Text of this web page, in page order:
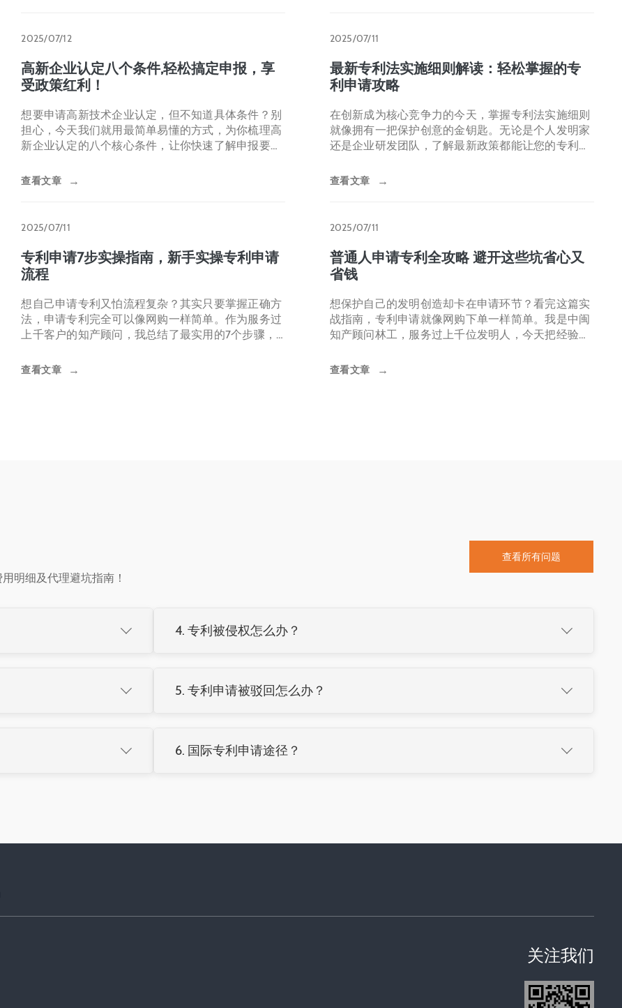
2025/07/12
高新企业认定八个条件,轻松搞定申报，享
受政策红利！
想要申请高新技术企业认定，但不知道具体条件？别
担心，今天我们就用最简单易懂的方式，为你梳理高
新企业认定的八个核心条件，让你快速了解申报要
查看文章 →
2025/07/11
最新专利法实施细则解读：轻松掌握的专
利申请攻略
在创新成为核心竞争力的今天，掌握专利法实施细则
就像拥有一把保护创意的金钥匙。无论是个人发明家
还是企业研发团队，了解最新政策都能让您的专利申
查看文章 →
2025/07/11
专利申请7步实操指南，新手实操专利申请
流程
想自己申请专利又怕流程复杂？其实只要掌握正确方
法，申请专利完全可以像网购一样简单。作为服务过
上千客户的知产顾问，我总结了最实用的7个步骤，
查看文章 →
2025/07/11
普通人申请专利全攻略 避开这些坑省心又
省钱
想保护自己的发明创造却卡在申请环节？看完这篇实
战指南，专利申请就像网购下单一样简单。我是中闽
知产顾问林工，服务过上千位发明人，今天把经验浓
查看文章 →
明细及代理避坑指南！
查看所有问题



4. 专利被侵权怎么办？ 
发送律师函警告
5. 专利申请被驳回怎么办？ 
修改申请文件
6. 国际专利申请途径？ 
PCT更适合多国布局，巴黎公约适合少数国家保护。
关注我们